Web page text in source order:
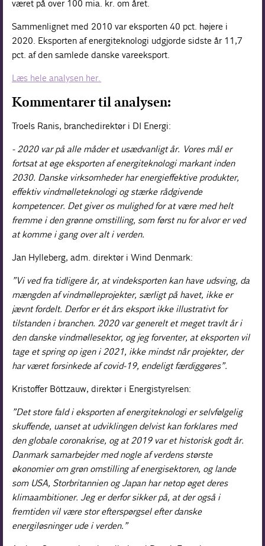
været på over 100 mia. kr. om året.
Sammenlignet med 2010 var eksporten 40 pct. højere i
2020. Eksporten af energiteknologi udgjorde sidste år 11,7
pct. af den samlede danske vareeksport.
Læs hele analysen her.
Kommentarer til analysen:
Troels Ranis, branchedirektør i DI Energi:
- 2020 var på alle måder et usædvanligt år. Vores mål er
fortsat at øge eksporten af energiteknologi markant inden
2030. Danske virksomheder har energieffektive produkter,
effektiv vindmølleteknologi og stærke rådgivende
kompetencer. Det giver os mulighed for at være med helt
fremme i den grønne omstilling, som først nu for alvor er ved
at komme i gang over alt i verden.
Jan Hylleberg, adm. direktør i Wind Denmark:
”Vi ved fra tidligere år, at vindeksporten kan have udsving, da
mængden af vindmølleprojekter, særligt på havet, ikke er
jævnt fordelt. Derfor er ét års eksport ikke illustrativt for
tilstanden i branchen. 2020 var generelt et meget travlt år i
den danske vindmøllesektor, og jeg forventer, at eksporten vil
tage et spring op igen i 2021, ikke mindst når projekter, der
har været forsinkede af covid-19, endeligt færdiggøres”.
Kristoffer Böttzauw, direktør i Energistyrelsen:
”Det store fald i eksporten af energiteknologi er selvfølgelig
skuffende, uanset at udviklingen delvist kan forklares med
den globale coronakrise, og at 2019 var et historisk godt år.
Danmark samarbejder med nogle af verdens største
økonomier om grøn omstilling af energisektoren, og lande
som USA, Storbritannien og Japan har netop øget deres
klimaambitioner. Jeg er derfor sikker på, at der også i
fremtiden vil være stor efterspørgsel efter danske
energiløsninger ude i verden.”